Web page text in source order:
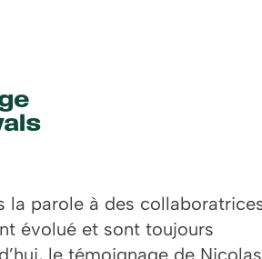
la parole à des
évolué et sont toujours